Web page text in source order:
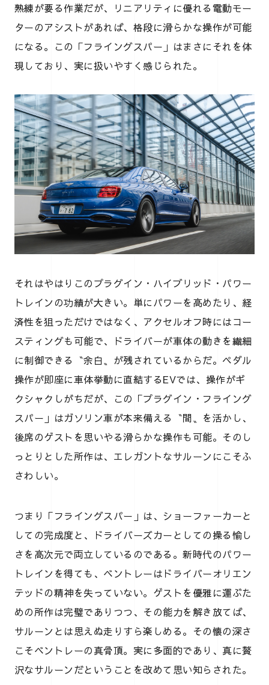
熟練が要る作業だが、リニアリティに優れる電動モー
ターのアシストがあれば、格段に滑らかな操作が可能
になる。この「フライングスパー」はまさにそれを体
現しており、実に扱いやすく感じられた。
それはやはりこのプラグイン・ハイブリッド・パワー
トレインの功績が大きい。単にパワーを高めたり、経
済性を狙っただけではなく、アクセルオフ時にはコー
スティングも可能で、ドライバーが車体の動きを繊細
に制御できる〝余白〟が残されているからだ。ペダル
操作が即座に車体挙動に直結するEVでは、操作がギ
クシャクしがちだが、この「プラグイン・フライング
スパー」はガソリン車が本来備える〝間〟を活かし、
後席のゲストを思いやる滑らかな操作も可能。そのし
っとりとした所作は、エレガントなサルーンにこそふ
さわしい。
つまり「フライングスパー」は、ショーファーカーと
しての完成度と、ドライバーズカーとしての操る愉し
さを高次元で両立しているのである。新時代のパワー
トレインを得ても、ベントレーはドライバーオリエン
テッドの精神を失っていない。ゲストを優雅に運ぶた
めの所作は完璧でありつつ、その能力を解き放てば、
サルーンとは思えぬ走りすら楽しめる。その懐の深さ
こそベントレーの真骨頂。実に多面的であり、真に贅
沢なサルーンだということを改めて思い知らされた。